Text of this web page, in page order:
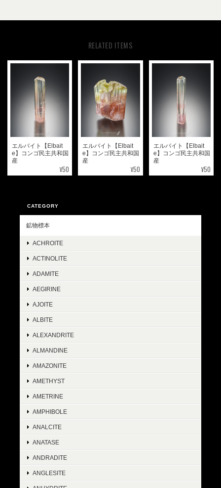
RELATED ITEMS
エルバイト【Elbait
e】コンゴ民主共和国
産
¥50
エルバイト【Elbait
e】コンゴ民主共和国
産
¥50
エルバイト【Elbait
e】コンゴ民主共和国
産
¥50
CATEGORY
鉱物標本
ACHROITE
ACTINOLITE
ADAMITE
AEGIRINE
AJOITE
ALBITE
ALEXANDRITE
ALMANDINE
AMAZONITE
AMETHYST
AMETRINE
AMPHIBOLE
ANALCITE
ANATASE
ANDRADITE
ANGLESITE